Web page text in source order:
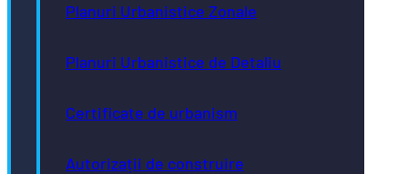
Planuri Urbanistice Zonale
Planuri Urbanistice de Detaliu
Certificate de urbanism
Autorizații de construire